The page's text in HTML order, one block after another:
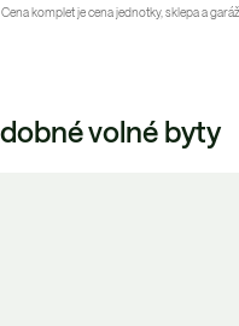
komplet je cena jednotky, sklepa a
volné byty